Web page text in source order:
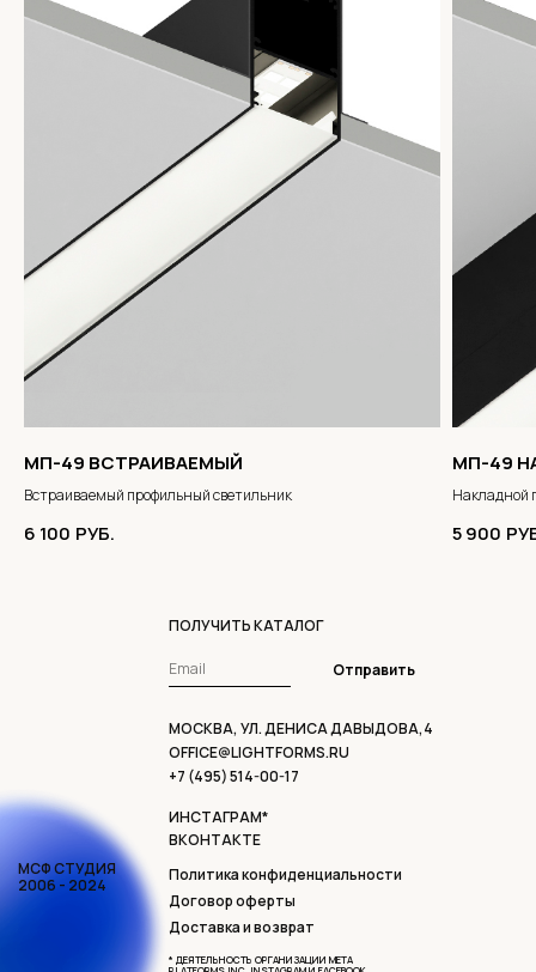
МП-49 ВСТРАИВАЕМЫЙ
Встраиваемый профильный светильник
6 100 РУБ.
МП-49
Накладной
5 900
МСФ СТУДИЯ
2006 - 2024
МОСКВА, УЛ. ДЕНИСА ДАВЫДОВА,4
ПОЛУЧИТЬ КАТАЛОГ
ИНСТАГРАМ*
ВКОНТАКТЕ
+7 (495) 514-00-17
OFFICE@LIGHTFORMS.RU
Отправить
* ДЕЯТЕЛЬНОСТЬ ОРГАНИЗАЦИИ META
Политика конфиденциальности
Договор оферты
Доставка и возврат